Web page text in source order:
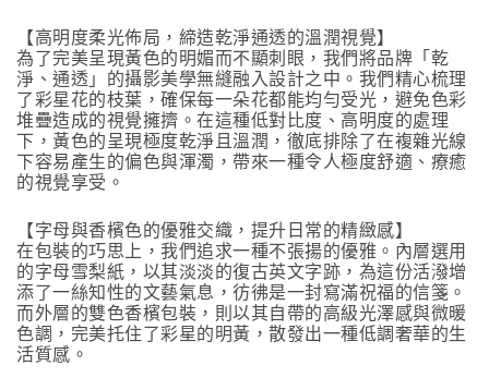
【高明度柔光佈局，締造乾淨通透的溫潤視覺】
為了完美呈現黃色的明媚而不顯刺眼，我們將品牌「乾
淨、通透」的攝影美學無縫融入設計之中。我們精心梳理
了彩星花的枝葉，確保每一朵花都能均勻受光，避免色彩
堆疊造成的視覺擁擠。在這種低對比度、高明度的處理
下，黃色的呈現極度乾淨且溫潤，徹底排除了在複雜光線
下容易產生的偏色與渾濁，帶來一種令人極度舒適、療癒
的視覺享受。
【字母與香檳色的優雅交織，提升日常的精緻感】
在包裝的巧思上，我們追求一種不張揚的優雅。內層選用
的字母雪梨紙，以其淡淡的復古英文字跡，為這份活潑增
添了一絲知性的文藝氣息，彷彿是一封寫滿祝福的信箋。
而外層的雙色香檳包裝，則以其自帶的高級光澤感與微暖
色調，完美托住了彩星的明黃，散發出一種低調奢華的生
活質感。